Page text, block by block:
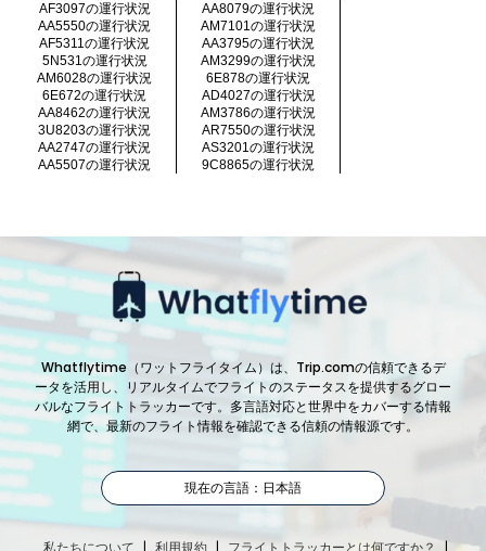
AF3097の運行状況
AA8079の運行状況
AA5550の運行状況
AM7101の運行状況
AF5311の運行状況
AA3795の運行状況
5N531の運行状況
AM3299の運行状況
AM6028の運行状況
6E878の運行状況
6E672の運行状況
AD4027の運行状況
AA8462の運行状況
AM3786の運行状況
3U8203の運行状況
AR7550の運行状況
AA2747の運行状況
AS3201の運行状況
AA5507の運行状況
9C8865の運行状況
Whatflytime（ワットフライタイム）は、Trip.comの信頼できるデ
ータを活用し、リアルタイムでフライトのステータスを提供するグロー
バルなフライトトラッカーです。多言語対応と世界中をカバーする情報
網で、最新のフライト情報を確認できる信頼の情報源です。
現在の言語：日本語